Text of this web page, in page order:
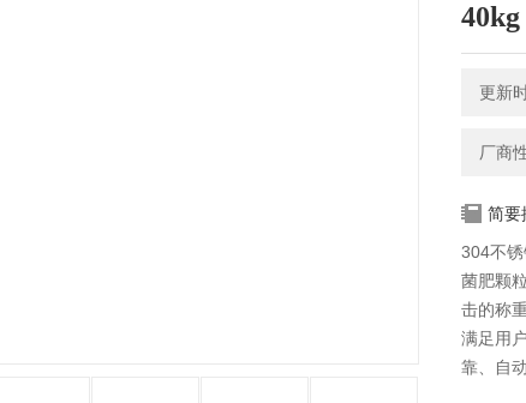
40kg
更新
厂商
简要
304不
菌肥颗
击的称
满足用
靠、自